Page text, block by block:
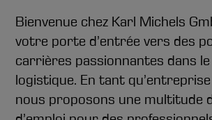
Bienvenue chez Karl Michels
votre porte d’entrée vers des
carrières passionnantes dans
logistique. En tant
nous proposons une multitude